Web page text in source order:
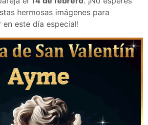
hermosas imágenes para
este día especial!